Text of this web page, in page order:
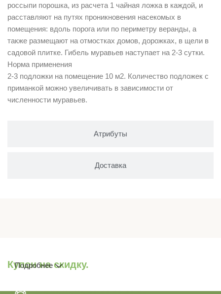
Атрибуты
Доставка
россыпи порошка, из расчета 1 чайная ложка в каждой, и
расставляют на путях проникновения насекомых в
помещения: вдоль порога или по периметру веранды, а
также размещают на отмостках домов, дорожках, в щели в
садовой плитке. Гибель муравьев наступает на 2-3 сутки.
Норма применения
2-3 подложки на помещение 10 м2. Количество подложек с
приманкой можно увеличивать в зависимости от
численности муравьев.
Купон на скидку.
Подробнее